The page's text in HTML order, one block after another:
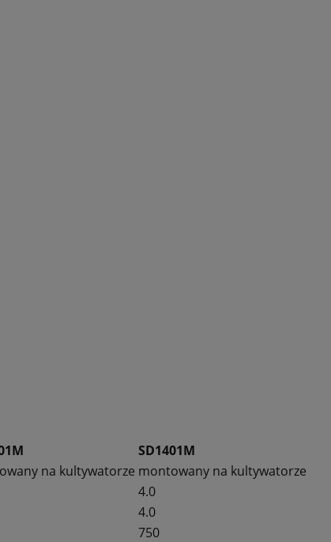
SD1401M
na kultywatorze montowany na kultywatorze
4.0
4.0
750